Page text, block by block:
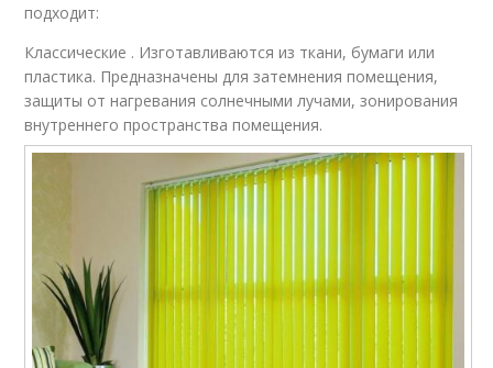
подходит:
Классические . Изготавливаются из ткани, бумаги или
пластика. Предназначены для затемнения помещения,
защиты от нагревания солнечными лучами, зонирования
внутреннего пространства помещения.